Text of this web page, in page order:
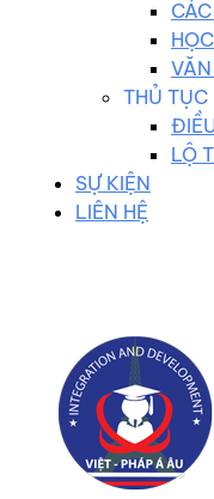
THỦ TỤC
LỘ
SỰ KIỆN
LIÊN HỆ